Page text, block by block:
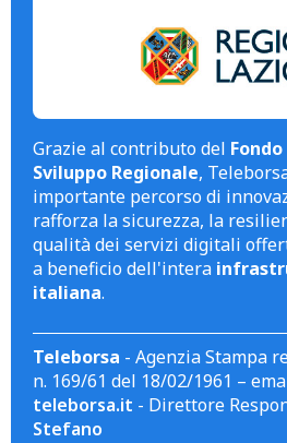
Grazie al contributo del
Sviluppo Regionale,
importante percorso di
rafforza la sicurezza, la
qualità dei servizi digitali
a beneficio dell'intera
italiana.
Teleborsa - Agenzia Stampa
n. 169/61 del 18/02/1961 –
teleborsa.it - Direttore
Stefano